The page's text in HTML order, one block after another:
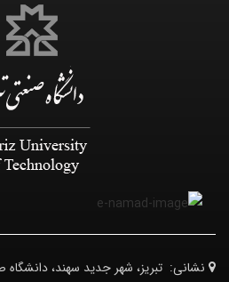
نشانی: تبریز، شهر جدید سهند، دانشگاه